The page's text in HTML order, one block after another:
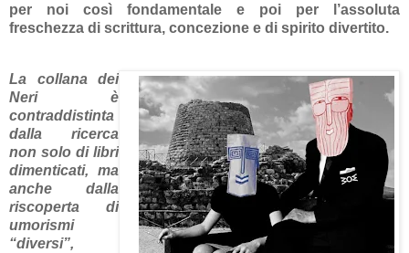
per noi così fondamentale e poi per l’assoluta
freschezza di scrittura, concezione e di spirito divertito.
La collana dei
Neri è
contraddistinta
dalla ricerca
non solo di libri
dimenticati, ma
anche dalla
riscoperta di
umorismi
“diversi”,